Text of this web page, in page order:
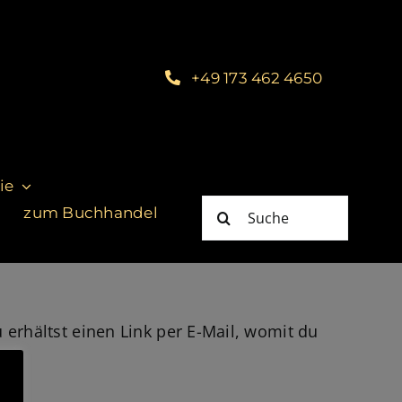
+49 173 462 4650
zum Buchhandel
Suche
nach:
erhältst einen Link per E-Mail, womit du